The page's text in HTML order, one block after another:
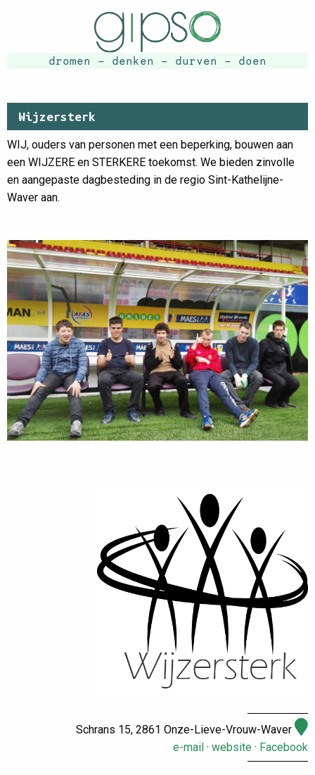
dromen - denken - durven - doen
Wijzersterk
WIJ, ouders van personen met een beperking, bouwen aan
een WIJZERE en STERKERE toekomst. We bieden zinvolle
en aangepaste dagbesteding in de regio Sint-Kathelijne-
Waver aan.
Schrans 15, 2861 Onze-Lieve-Vrouw-Waver
e-mail · website · Facebook